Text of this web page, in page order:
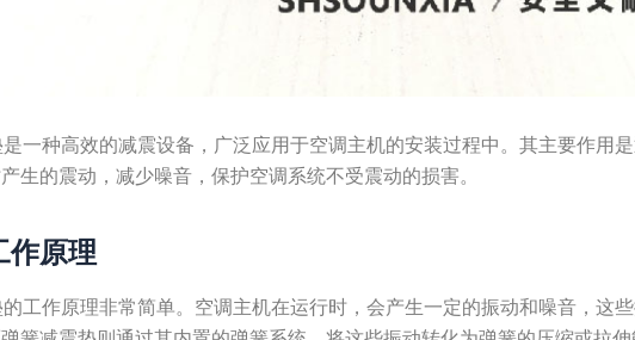
一种高效的减震设备，广泛应用于空调主机的安装过程中。其主要作用
生的震动，减少噪音，保护空调系统不受震动的损害。
作原理
工作原理非常简单。空调主机在运行时，会产生一定的振动和噪音，这